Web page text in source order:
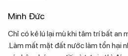
Minh Đức
Chỉ có kẻ lú lại mù khi tâm trí bất an
.Làm mất mặt đất nước làm tổn hại